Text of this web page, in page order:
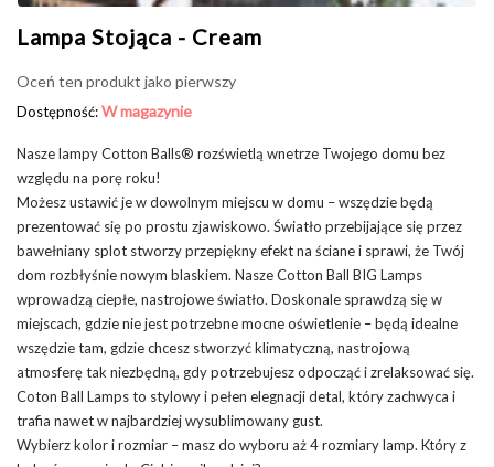
Lampa Stojąca - Cream
Oceń ten produkt jako pierwszy
Dostępność:W magazynie
Nasze lampy Cotton Balls® rozświetlą wnetrze Twojego domu bez
względu na porę roku!
Możesz ustawić je w dowolnym miejscu w domu – wszędzie będą
prezentować się po prostu zjawiskowo. Światło przebijające się przez
bawełniany splot stworzy przepiękny efekt na ściane i sprawi, że Twój
dom rozbłyśnie nowym blaskiem. Nasze Cotton Ball BIG Lamps
wprowadzą ciepłe, nastrojowe światło. Doskonale sprawdzą się w
miejscach, gdzie nie jest potrzebne mocne oświetlenie – będą idealne
wszędzie tam, gdzie chcesz stworzyć klimatyczną, nastrojową
atmosferę tak niezbędną, gdy potrzebujesz odpocząć i zrelaksować się.
Coton Ball Lamps to stylowy i pełen elegnacji detal, który zachwyca i
trafia nawet w najbardziej wysublimowany gust.
Wybierz kolor i rozmiar – masz do wyboru aż 4 rozmiary lamp. Który z